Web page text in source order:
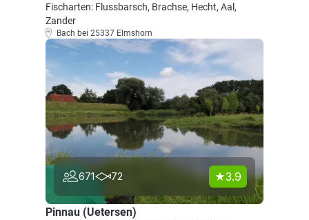
Fischarten: Flussbarsch, Brachse, Hecht, Aal,
Zander
Bach bei 25337 Elmshorn
671 72 3.9
Pinnau (Uetersen)